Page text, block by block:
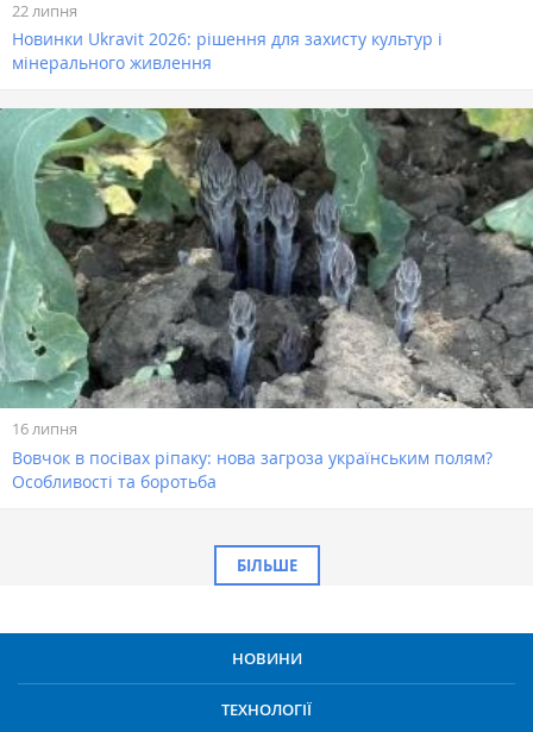
22 липня
Новинки Ukravit 2026: рішення для захисту культур і
мінерального живлення
16 липня
Вовчок в посівах ріпаку: нова загроза українським полям?
Особливості та боротьба
БІЛЬШЕ
НОВИНИ
ТЕХНОЛОГІЇ